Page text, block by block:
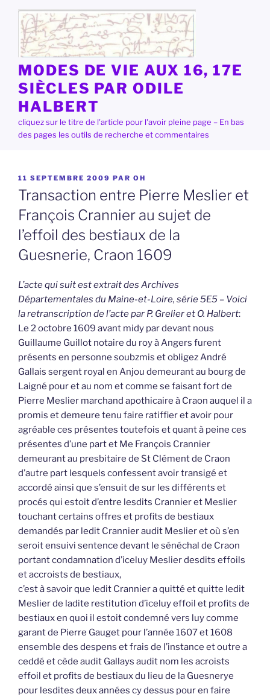
contenu
principal
MODES DE VIE AUX 16, 17E
SIÈCLES PAR ODILE
HALBERT
cliquez sur le titre de l'article pour l'avoir pleine page – En bas
des pages les outils de recherche et commentaires
PUBLIÉ
LE
11 SEPTEMBRE 2009 PAR OH
Transaction entre Pierre Meslier et
François Crannier au sujet de
l’effoil des bestiaux de la
Guesnerie, Craon 1609
L’acte qui suit est extrait des Archives
Départementales du Maine-et-Loire, série 5E5 – Voici
la retranscription de l’acte par P. Grelier et O. Halbert:
Le 2 octobre 1609 avant midy par devant nous
Guillaume Guillot notaire du roy à Angers furent
présents en personne soubzmis et obligez André
Gallais sergent royal en Anjou demeurant au bourg de
Laigné pour et au nom et comme se faisant fort de
Pierre Meslier marchand apothicaire à Craon auquel il a
promis et demeure tenu faire ratiffier et avoir pour
agréable ces présentes toutefois et quant à peine ces
présentes d’une part et Me François Crannier
demeurant au presbitaire de St Clément de Craon
d’autre part lesquels confessent avoir transigé et
accordé ainsi que s’ensuit de sur les différents et
procés qui estoit d’entre lesdits Crannier et Meslier
touchant certains offres et profits de bestiaux
demandés par ledit Crannier audit Meslier et où s’en
seroit ensuivi sentence devant le sénéchal de Craon
portant condamnation d’iceluy Meslier desdits effoils
et accroists de bestiaux,
c’est à savoir que ledit Crannier a quitté et quitte ledit
Meslier de ladite restitution d’iceluy effoil et profits de
bestiaux en quoi il estoit condemné vers luy comme
garant de Pierre Gauget pour l’année 1607 et 1608
ensemble des despens et frais de l’instance et outre a
ceddé et cède audit Gallays audit nom les acroists
effoil et profits de bestiaux du lieu de la Guesnerye
pour lesdites deux années cy dessus pour en faire